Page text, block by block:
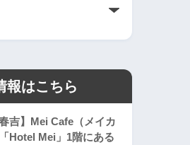
報はこちら
春吉】Mei Cafe（メイカ
Hotel Mei」1階にある